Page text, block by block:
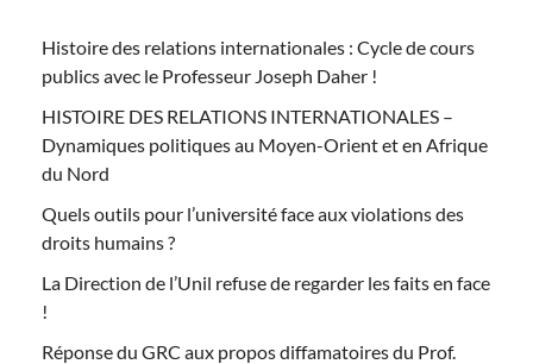
Histoire des relations internationales : Cycle de cours
publics avec le Professeur Joseph Daher !
HISTOIRE DES RELATIONS INTERNATIONALES –
Dynamiques politiques au Moyen-Orient et en Afrique
du Nord
Quels outils pour l’université face aux violations des
droits humains ?
La Direction de l’Unil refuse de regarder les faits en face
!
Réponse du GRC aux propos diffamatoires du Prof.